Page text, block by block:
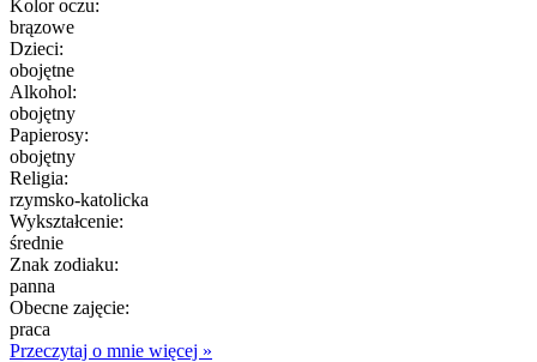
Kolor oczu:
brązowe
Dzieci:
obojętne
Alkohol:
obojętny
Papierosy:
obojętny
Religia:
rzymsko-katolicka
Wykształcenie:
średnie
Znak zodiaku:
panna
Obecne zajęcie:
praca
Przeczytaj o mnie więcej »